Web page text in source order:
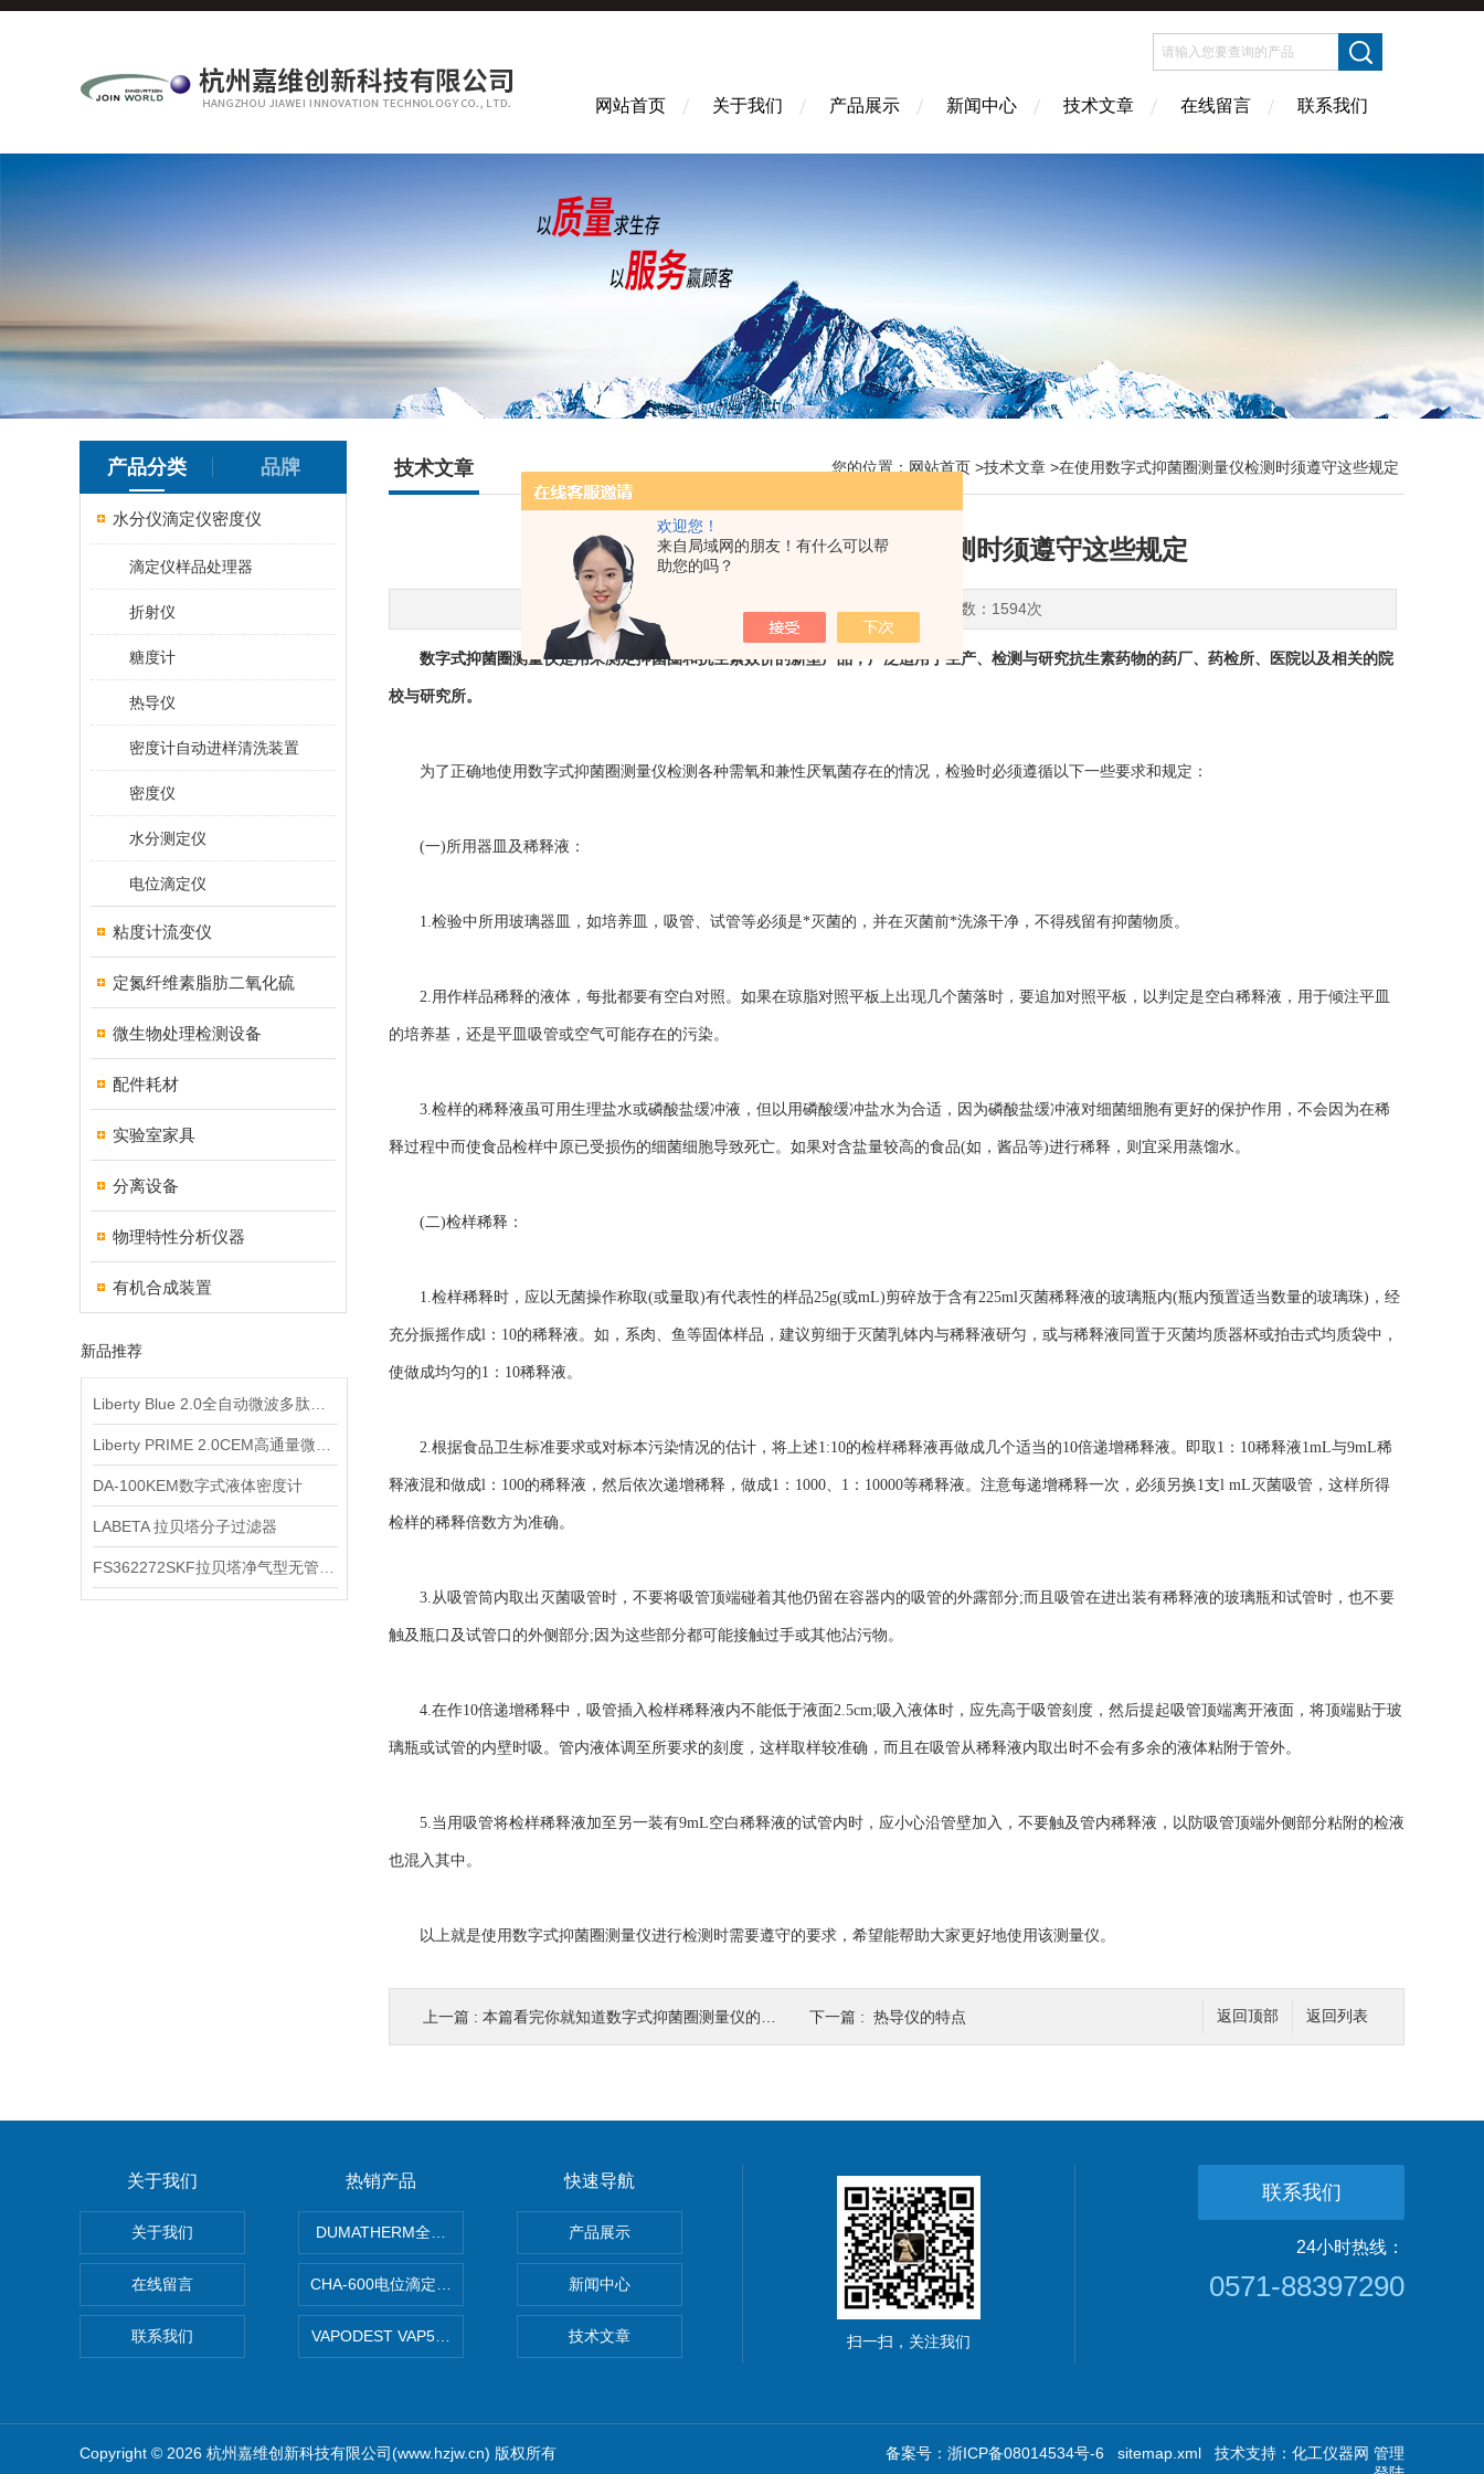
欢迎您！
来自局域网的朋友！有什么可以帮
助您的吗？
网站首页 关于我们 产品展示 新闻中心 技术文章 在线留言 联系我们
产品分类 品牌
水分仪滴定仪密度仪
滴定仪样品处理器
折射仪
糖度计
热导仪
密度计自动进样清洗装置
密度仪
水分测定仪
电位滴定仪
粘度计流变仪
定氮纤维素脂肪二氧化硫
微生物处理检测设备
配件耗材
实验室家具
分离设备
物理特性分析仪器
有机合成装置
新品推荐
DA-100KEM数字式液体密度计
LABETA 拉贝塔分子过滤器
技术文章 您的位置： 网站首页 >技术文章 >在使用数字式抑菌圈测量仪检测时须遵守这些规定
在使用数字式抑菌圈测量仪检测时须遵守这些规定
更新时间：2022-12-12 点击次数：1594次
数字式抑菌圈测量仪是用来测定抑菌圈和抗生素效价的新型产品，广泛适用于生产、检测与研究抗生素药物的药厂、药检所、医院以及相关的院
校与研究所。
为了正确地使用数字式抑菌圈测量仪检测各种需氧和兼性厌氧菌存在的情况，检验时必须遵循以下一些要求和规定：
(一)所用器皿及稀释液：
1.检验中所用玻璃器皿，如培养皿，吸管、试管等必须是*灭菌的，并在灭菌前*洗涤干净，不得残留有抑菌物质。
2.用作样品稀释的液体，每批都要有空白对照。如果在琼脂对照平板上出现几个菌落时，要追加对照平板，以判定是空白稀释液，用于倾注平皿
的培养基，还是平皿吸管或空气可能存在的污染。
3.检样的稀释液虽可用生理盐水或磷酸盐缓冲液，但以用磷酸缓冲盐水为合适，因为磷酸盐缓冲液对细菌细胞有更好的保护作用，不会因为在稀
释过程中而使食品检样中原已受损伤的细菌细胞导致死亡。如果对含盐量较高的食品(如，酱品等)进行稀释，则宜采用蒸馏水。
(二)检样稀释：
1.检样稀释时，应以无菌操作称取(或量取)有代表性的样品25g(或mL)剪碎放于含有225ml灭菌稀释液的玻璃瓶内(瓶内预置适当数量的玻璃珠)，经
充分振摇作成l：10的稀释液。如，系肉、鱼等固体样品，建议剪细于灭菌乳钵内与稀释液研匀，或与稀释液同置于灭菌均质器杯或拍击式均质袋中，
使做成均匀的1：10稀释液。
2.根据食品卫生标准要求或对标本污染情况的估计，将上述1:10的检样稀释液再做成几个适当的10倍递增稀释液。即取1：10稀释液1mL与9mL稀
释液混和做成l：100的稀释液，然后依次递增稀释，做成1：1000、1：10000等稀释液。注意每递增稀释一次，必须另换1支l mL灭菌吸管，这样所得
检样的稀释倍数方为准确。
3.从吸管筒内取出灭菌吸管时，不要将吸管顶端碰着其他仍留在容器内的吸管的外露部分;而且吸管在进出装有稀释液的玻璃瓶和试管时，也不要
触及瓶口及试管口的外侧部分;因为这些部分都可能接触过手或其他沾污物。
4.在作10倍递增稀释中，吸管插入检样稀释液内不能低于液面2.5cm;吸入液体时，应先高于吸管刻度，然后提起吸管顶端离开液面，将顶端贴于玻
璃瓶或试管的内壁时吸。管内液体调至所要求的刻度，这样取样较准确，而且在吸管从稀释液内取出时不会有多余的液体粘附于管外。
5.当用吸管将检样稀释液加至另一装有9mL空白稀释液的试管内时，应小心沿管壁加入，不要触及管内稀释液，以防吸管顶端外侧部分粘附的检液
也混入其中。
以上就是使用数字式抑菌圈测量仪进行检测时需要遵守的要求，希望能帮助大家更好地使用该测量仪。
返回列表
返回顶部
上一篇 : 本篇看完你就知道数字式抑菌圈测量仪的功能有哪些了 下一篇 : 热导仪的特点
关于我们
关于我们
在线留言
联系我们
热销产品
DUMATHERM全自动杜马斯定氮仪
CHA-600电位滴定仪自动样品处理器
VAPODEST VAP500全自动凯氏定氮仪
快速导航
产品展示
新闻中心
技术文章 扫一扫，关注我们
联系我们
24小时热线：
0571-88397290
Copyright © 2026 杭州嘉维创新科技有限公司(www.hzjw.cn) 版权所有 备案号：浙ICP备08014534号-6 sitemap.xml 技术支持： 化工仪器网 管理